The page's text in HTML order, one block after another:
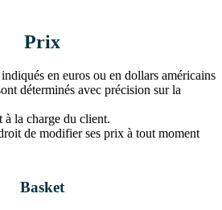
Prix
en euros ou en dollars américains
déterminés avec précision sur la
à la charge du client.
de modifier ses prix à tout moment
Basket